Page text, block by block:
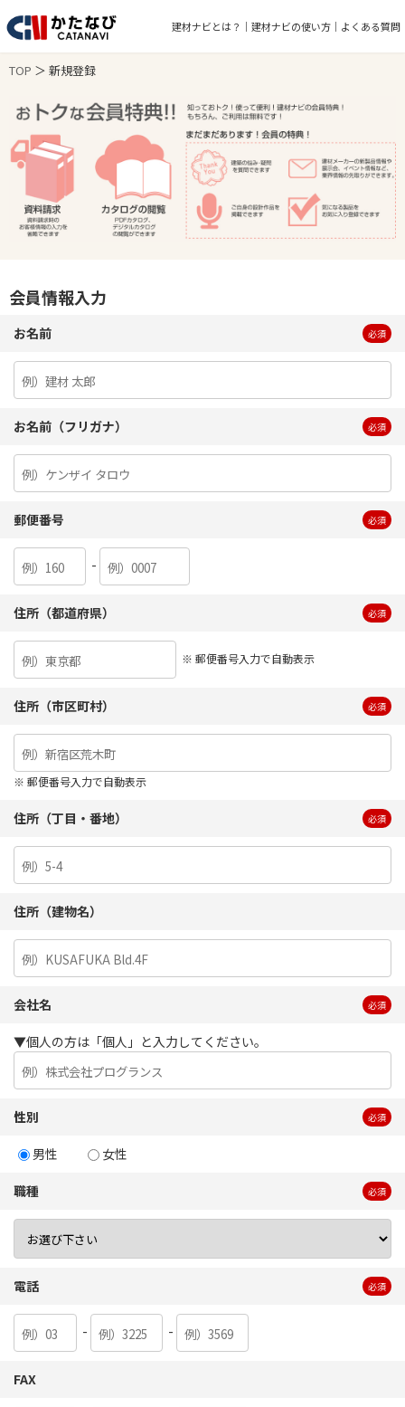
建材ナビとは？ 建材ナビの使い方 よくある質問
TOP ＞ 新規登録
会員情報入力
お名前 必須
お名前（フリガナ） 必須
郵便番号 必須
-
住所（都道府県） 必須
※ 郵便番号入力で自動表示
住所（市区町村） 必須
※ 郵便番号入力で自動表示
住所（丁目・番地） 必須
住所（建物名）
会社名 必須
▼個人の方は「個人」と入力してください。
性別 必須
男性 女性
職種 必須
電話 必須
- -
FAX